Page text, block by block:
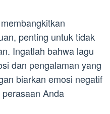
penting untuk tidak
Ingatlah bahwa lagu
dan pengalaman yang
biarkan emosi negatif
Anda